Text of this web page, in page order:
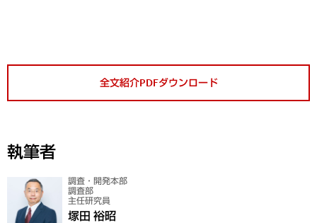
全文紹介PDFダウンロード
執筆者
調査・開発本部
調査部
主任研究員
塚田 裕昭